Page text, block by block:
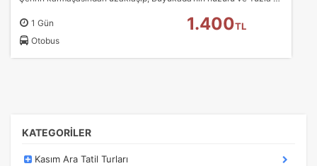
1 Gün
Otobus
1.400TL
KATEGORİLER
Kasım Ara Tatil Turları